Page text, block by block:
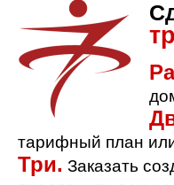
тарифный план
Три. Заказать